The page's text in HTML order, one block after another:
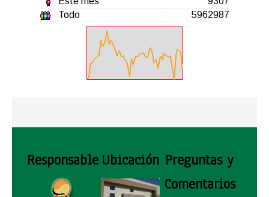
Todo
5962987
Responsable Ubicación Preguntas y
Comentarios